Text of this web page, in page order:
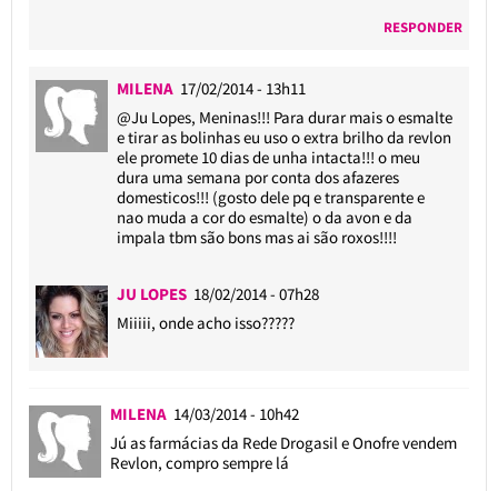
RESPONDER
MILENA 17/02/2014 - 13h11
@Ju Lopes, Meninas!!! Para durar mais o esmalte
e tirar as bolinhas eu uso o extra brilho da revlon
ele promete 10 dias de unha intacta!!! o meu
dura uma semana por conta dos afazeres
domesticos!!! (gosto dele pq e transparente e
nao muda a cor do esmalte) o da avon e da
impala tbm são bons mas ai são roxos!!!!
JU LOPES 18/02/2014 - 07h28
Miiiii, onde acho isso?????
MILENA 14/03/2014 - 10h42
Jú as farmácias da Rede Drogasil e Onofre vendem
Revlon, compro sempre lá